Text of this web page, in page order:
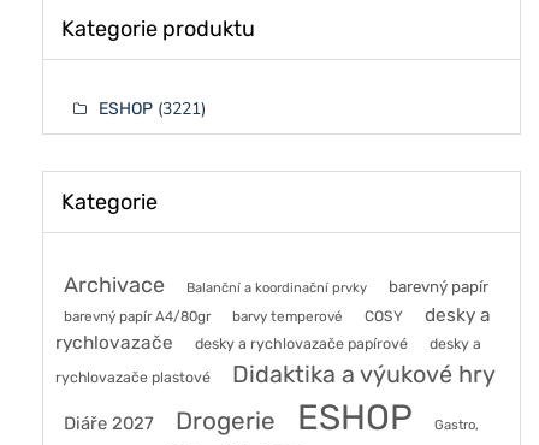
Kategorie produktu
ESHOP (3221)
Kategorie
Archivace Balanční a koordinační prvky barevný papír
barevný papír A4/80gr barvy temperové COSY
desky a
rychlovazače
desky a rychlovazače papírové
desky a
rychlovazače plastové
Didaktika a výukové hry
Diáře 2027 Drogerie ESHOP
Gastro,